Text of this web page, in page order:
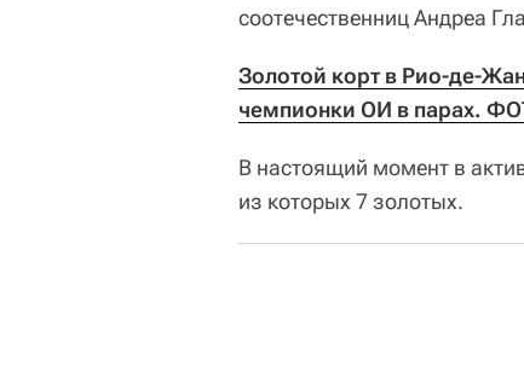
соотечественниц Андреа
Золотой корт в Рио-де-
чемпионки ОИ в парах.
В настоящий момент в
из которых 7 золотых.